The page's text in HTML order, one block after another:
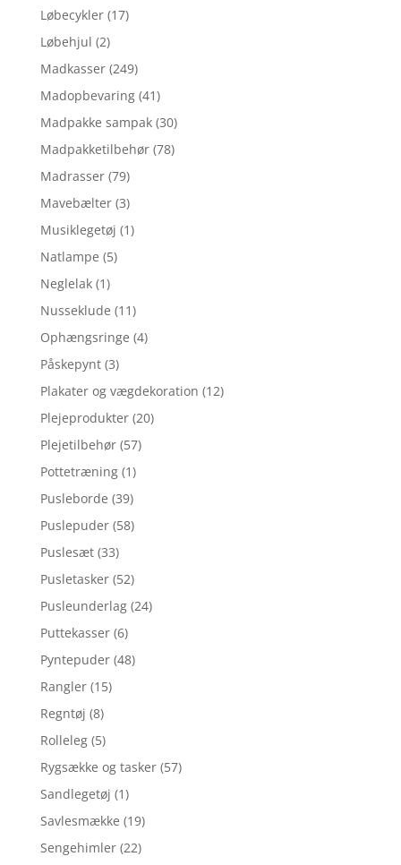
Løbecykler (17)
Løbehjul (2)
Madkasser (249)
Madopbevaring (41)
Madpakke sampak (30)
Madpakketilbehør (78)
Madrasser (79)
Mavebælter (3)
Musiklegetøj (1)
Natlampe (5)
Neglelak (1)
Nusseklude (11)
Ophængsringe (4)
Påskepynt (3)
Plakater og vægdekoration (12)
Plejeprodukter (20)
Plejetilbehør (57)
Pottetræning (1)
Pusleborde (39)
Puslepuder (58)
Puslesæt (33)
Pusletasker (52)
Pusleunderlag (24)
Puttekasser (6)
Pyntepuder (48)
Rangler (15)
Regntøj (8)
Rolleleg (5)
Rygsække og tasker (57)
Sandlegetøj (1)
Savlesmække (19)
Sengehimler (22)